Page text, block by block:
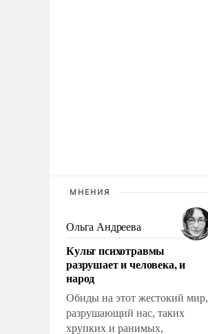
МНЕНИЯ
Ольга Андреева
Культ психотравмы
разрушает и человека, и
народ
Обиды на этот жестокий мир,
разрушающий нас, таких
хрупких и ранимых,